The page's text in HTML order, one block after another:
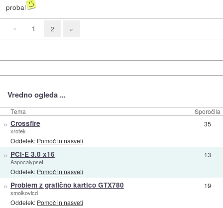
probal
« 1 2 »
Vredno ogleda ...
Tema Sporočila
» Crossfire
xrotek
Oddelek: Pomoč in nasveti
35
» PCI-E 3.0 x16
AapocalypseE
Oddelek: Pomoč in nasveti
13
» Problem z grafično kartico GTX780
smolkovicd
Oddelek: Pomoč in nasveti
19